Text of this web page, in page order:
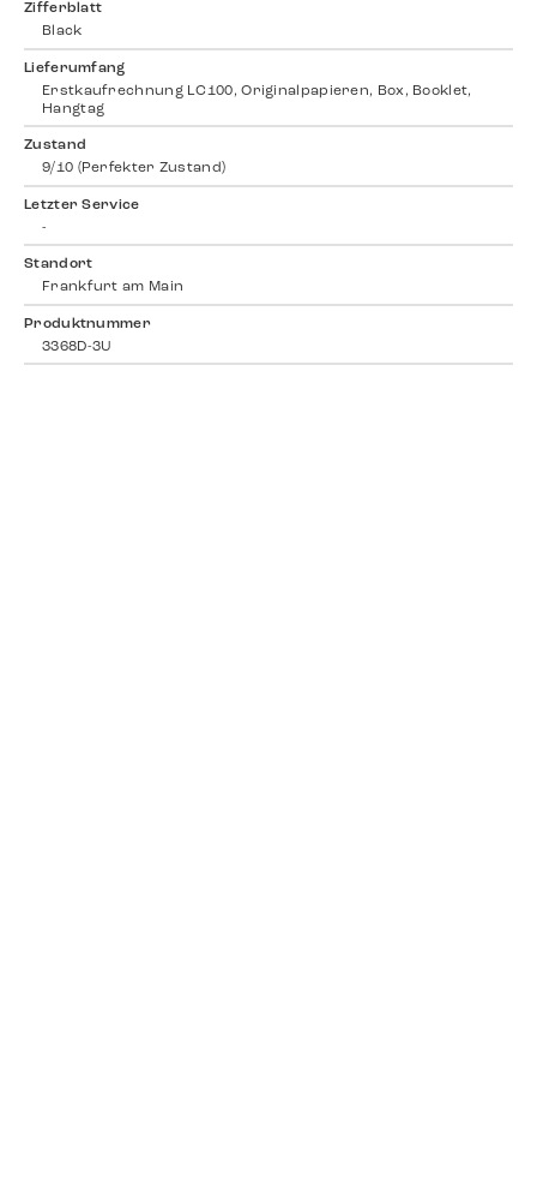
Zifferblatt
Black
Lieferumfang
Erstkaufrechnung LC100, Originalpapieren, Box, Booklet,
Hangtag
Zustand
9/10 (Perfekter Zustand)
Letzter Service
-
Standort
Frankfurt am Main
Produktnummer
3368D-3U